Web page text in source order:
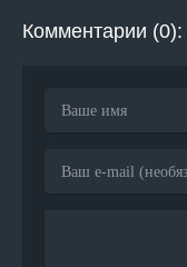
Комментарии (0):